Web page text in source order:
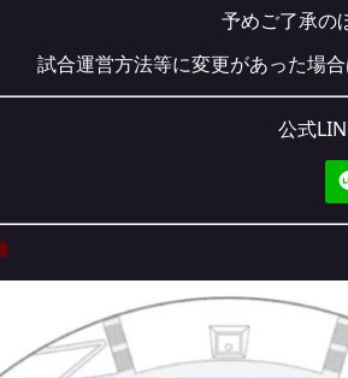
予めご了承の
試合運営方法等に変更があった場
公式